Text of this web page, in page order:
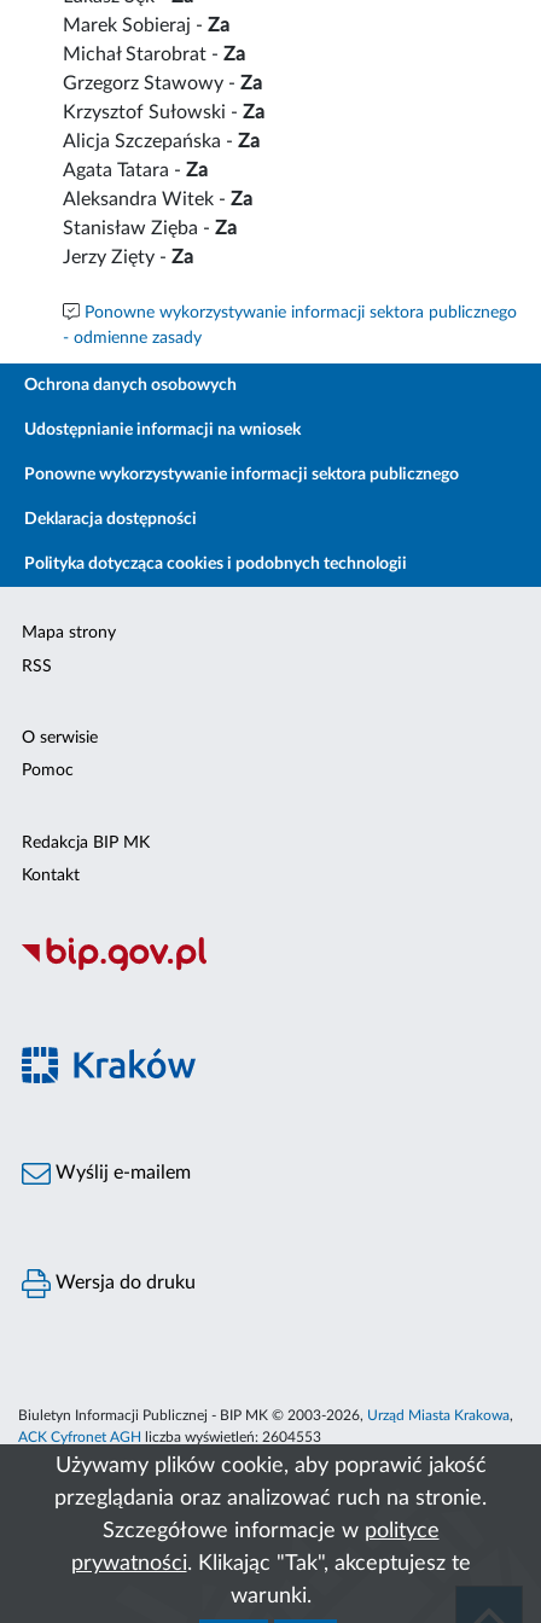
Używamy plików cookie, aby poprawić jakość
przeglądania oraz analizować ruch na stronie.
Szczegółowe informacje w polityce
prywatności. Klikając "Tak", akceptujesz te
warunki.
Marek Sobieraj -Za
Michał Starobrat -Za
Grzegorz Stawowy -Za
Krzysztof Sułowski -Za
Alicja Szczepańska -Za
Agata Tatara -Za
Aleksandra Witek -Za
Stanisław Zięba -Za
Jerzy Zięty -Za
Ponowne wykorzystywanie informacji sektora publicznego
- odmienne zasady
Ochrona danych osobowych
Udostępnianie informacji na wniosek
Ponowne wykorzystywanie informacji sektora publicznego
Deklaracja dostępności
Polityka dotycząca cookies i podobnych technologii
Mapa strony
RSS
O serwisie
Pomoc
Redakcja BIP MK
Kontakt
Wyślij e-mailem
Wersja do druku
Biuletyn Informacji Publicznej - BIP MK © 2003-2026, Urząd Miasta Krakowa,
ACK Cyfronet AGH
liczba wyświetleń: 2604553